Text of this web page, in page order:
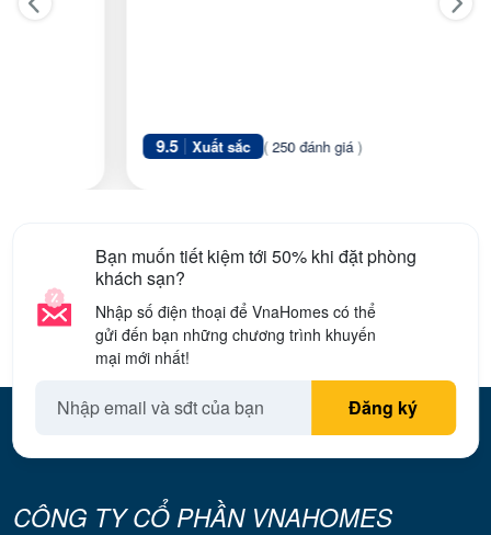
(250 đánh giá)
Bạn muốn tiết kiệm tới 50% khi đặt phòng
khách sạn?
Nhập số điện thoại để VnaHomes có thể
gửi đến bạn những chương trình khuyến
mại mới nhất!
CÔNG TY CỔ PHẦN VNAHOMES